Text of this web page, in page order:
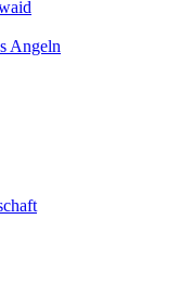
Angeln